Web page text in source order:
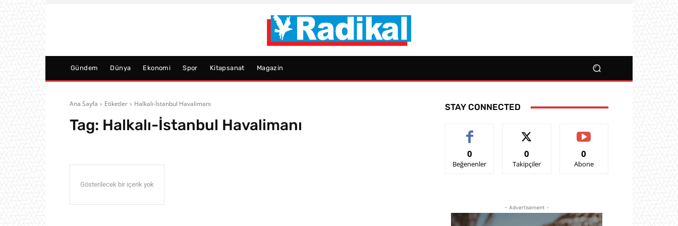
Gündem Dünya Ekonomi Spor Kitapsanat Magazin
Ana Sayfa Etiketler Halkalı-İstanbul Havalimanı
Tag: Halkalı-İstanbul Havalimanı
Gösterilecek bir içerik yok
STAY CONNECTED
0
Beğenenler
0
Takipçiler
0
Abone
- Advertisement -